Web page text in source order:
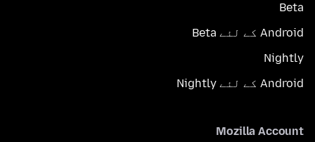
Beta
Android کے لئے Beta
Nightly
Android کے لئے Nightly
Mozilla Account